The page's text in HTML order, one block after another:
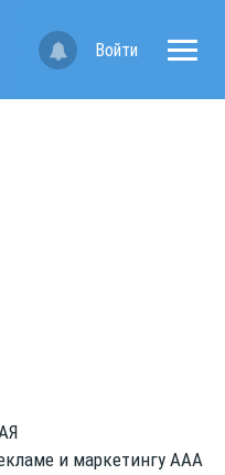
Войти
и маркетингу ААА